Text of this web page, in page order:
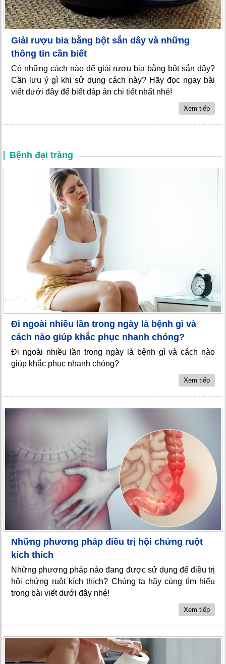
Giải rượu bia bằng bột sắn dây và những
thông tin cần biết
Có những cách nào để giải rượu bia bằng bột sắn dây?
Cần lưu ý gì khi sử dụng cách này? Hãy đọc ngay bài
viết dưới đây để biết đáp án chi tiết nhất nhé!
Xem tiếp
Bệnh đại tràng
Đi ngoài nhiều lần trong ngày là bệnh gì và
cách nào giúp khắc phục nhanh chóng?
Đi ngoài nhiều lần trong ngày là bệnh gì và cách nào
giúp khắc phục nhanh chóng?
Xem tiếp
Những phương pháp điều trị hội chứng ruột
kích thích
Những phương pháp nào đang được sử dụng để điều trị
hội chứng ruột kích thích? Chúng ta hãy cùng tìm hiểu
trong bài viết dưới đây nhé!
Xem tiếp